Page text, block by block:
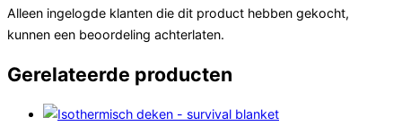
Alleen ingelogde klanten die dit product hebben gekocht,
kunnen een beoordeling achterlaten.
Gerelateerde producten